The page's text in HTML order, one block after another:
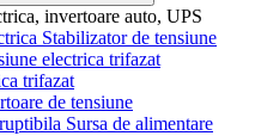
invertoare auto, UPS
Stabilizator de tensiune
trifazat
de tensiune
Sursa de alimentare